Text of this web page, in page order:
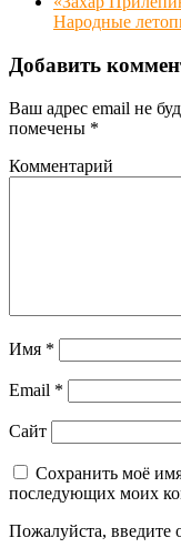
Народные
Добавить
Ваш адрес email не
помечены *
Комментарий
Имя *
Email *
Сайт
Сохранить моё
последующих моих
Пожалуйста, введите